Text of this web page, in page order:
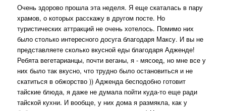
Очень здорово прошла эта неделя. Я еще скаталась в пару
храмов, о которых расскажу в другом посте. Но
туристических аттракций не очень хотелось. Помимо них
было столько интересного досуга благодаря Максу. И вы не
представляете сколько вкусной еды благодаря Адженде!
Ребята вегетарианцы, почти веганы, я - мясоед, но мне все у
них было так вкусно, что трудно было остановиться и не
скатиться в обжорство )) Адженда бесподобно готовит
тайские блюда, я даже не думала пойти куда-то еще ради
тайской кухни. И вообще, у них дома я размякла, как у